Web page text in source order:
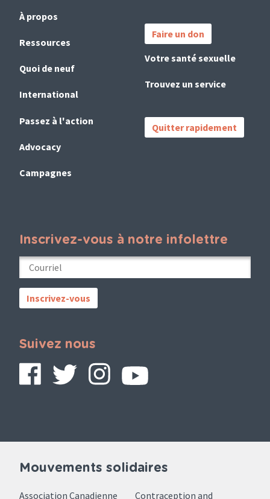
Main
navigation
(French)
À propos
Ressources
Quoi de neuf
International
Passez à l'action
Advocacy
Campagnes
Links
Faire un don
Votre santé sexuelle
Trouvez un service
Quitter rapidement
Inscrivez-vous à notre infolettre
Suivez nous
Mouvements solidaires
Association Canadienne Contraception and